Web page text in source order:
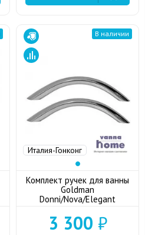
Италия-Гонконг
В наличии
Комплект ручек для ванны
Goldman
Donni/Nova/Elegant
3 300 ₽